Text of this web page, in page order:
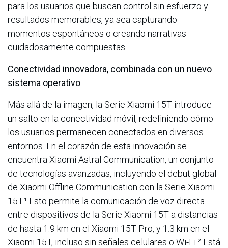
para los usuarios que buscan control sin esfuerzo y
resultados memorables, ya sea capturando
momentos espontáneos o creando narrativas
cuidadosamente compuestas.
Conectividad innovadora, combinada con un nuevo
sistema operativo
Más allá de la imagen, la Serie Xiaomi 15T introduce
un salto en la conectividad móvil, redefiniendo cómo
los usuarios permanecen conectados en diversos
entornos. En el corazón de esta innovación se
encuentra Xiaomi Astral Communication, un conjunto
de tecnologías avanzadas, incluyendo el debut global
de Xiaomi Offline Communication con la Serie Xiaomi
15T.¹ Esto permite la comunicación de voz directa
entre dispositivos de la Serie Xiaomi 15T a distancias
de hasta 1.9 km en el Xiaomi 15T Pro, y 1.3 km en el
Xiaomi 15T, incluso sin señales celulares o Wi-Fi.² Está